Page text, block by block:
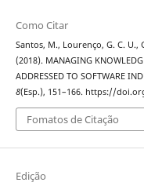
Como Citar
Santos, M., Lourenço, G. C. U.,
(2018). MANAGING
ADDRESSED TO SOFTWARE
8(Esp.), 151–166. https://
Fomatos de Citação
Edição